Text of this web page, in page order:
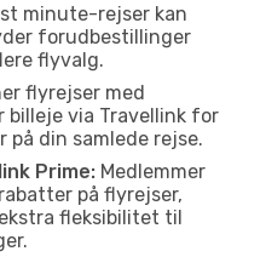
minute-rejser kan
forudbestillinger
flyvalg.
flyrejser med
billeje via Travellink for
på din samlede rejse.
Prime: Medlemmer
på flyrejser,
fleksibilitet til